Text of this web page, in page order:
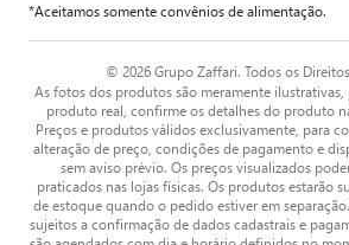
*Aceitamos somente convênios de alimentação.
© 2026 Grupo Zaffari. Todos os
As fotos dos produtos são meramente
produto real, confirme os detalhes do produto
Preços e produtos válidos exclusivamente, para
alteração de preço, condições de pagamento e
sem aviso prévio. Os preços visualizados
praticados nas lojas físicas. Os produtos estarão
de estoque quando o pedido estiver em
sujeitos a confirmação de dados cadastrais e